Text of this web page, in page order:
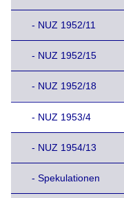
- NUZ 1952/11
- NUZ 1952/15
- NUZ 1952/18
- NUZ 1953/4
- NUZ 1954/13
- Spekulationen